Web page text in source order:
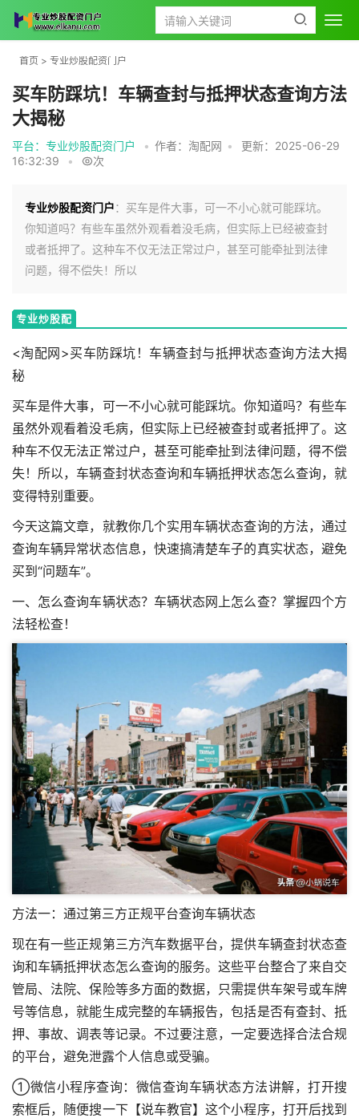
首页 > 专业炒股配资门户
买车防踩坑！车辆查封与抵押状态查询方法
大揭秘
平台：专业炒股配资门户 • 作者：淘配网 •
更新：2025-06-29
16:32:39
• 次
专业炒股配资门户：买车是件大事，可一不小心就可能踩坑。
你知道吗？有些车虽然外观看着没毛病，但实际上已经被查封
或者抵押了。这种车不仅无法正常过户，甚至可能牵扯到法律
问题，得不偿失！所以
专业炒股配
<淘配网>买车防踩坑！车辆查封与抵押状态查询方法大揭
秘
买车是件大事，可一不小心就可能踩坑。你知道吗？有些车
虽然外观看着没毛病，但实际上已经被查封或者抵押了。这
种车不仅无法正常过户，甚至可能牵扯到法律问题，得不偿
失！所以，车辆查封状态查询和车辆抵押状态怎么查询，就
变得特别重要。
今天这篇文章，就教你几个实用车辆状态查询的方法，通过
查询车辆异常状态信息，快速搞清楚车子的真实状态，避免
买到“问题车”。
一、怎么查询车辆状态？车辆状态网上怎么查？掌握四个方
法轻松查！
方法一：通过第三方正规平台查询车辆状态
现在有一些正规第三方汽车数据平台，提供车辆查封状态查
询和车辆抵押状态怎么查询的服务。这些平台整合了来自交
管局、法院、保险等多方面的数据，只需提供车架号或车牌
号等信息，就能生成完整的车辆报告，包括是否有查封、抵
押、事故、调表等记录。不过要注意，一定要选择合法合规
的平台，避免泄露个人信息或受骗。
①微信小程序查询：微信查询车辆状态方法讲解，打开搜
索框后，随便搜一下【说车教官】这个小程序，打开后找到